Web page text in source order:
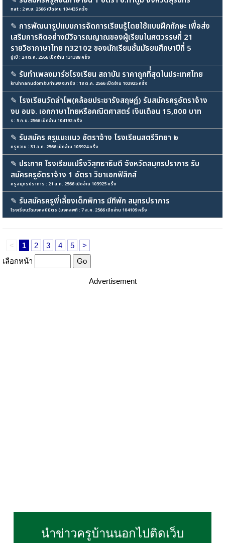
nat : 2 พ.ย. 2566 เปิดอ่าน 104435 ครั้ง
✎ การพัฒนารูปแบบการจัดการเรียนรู้โดยใช้แบบฝึกทักษะ เพื่อส่ง
เสริมการคิดอย่างมีวิจารณญาณของผู้เรียนในศตวรรษที่ 21
รายวิชาภาษาไทย ท32102 ของนักเรียนชั้นมัธยมศึกษาปีที่ 5
ปูเป้ : 24 ต.ค. 2566 เปิดอ่าน 131388 ครั้ง
✎ รับทำเพลงมาร์ชโรงเรียน สถาบัน ราคาถูกที่่สุดในประเทศไทย
kruhnanudomรับทำเพลงมาร์ช : 18 ต.ค. 2566 เปิดอ่าน 103925 ครั้ง
✎ โรงเรียนวัดลำโพ(คล้อยประชารังสฤษฏ์) รับสมัครครูอัตราจ้าง
งบ อบจ. เอกภาษาไทยหรือคณิตศาสตร์ เงินเดือน 15,000 บาท
s : 5 ก.ย. 2566 เปิดอ่าน 104192 ครั้ง
✎ รับสมัคร ครูแนะแนว อัตราจ้าง โรงเรียนสตรีวิทยา ๒
ครูหวาน : 31 ส.ค. 2566 เปิดอ่าน 103924 ครั้ง
✎ ประกาศ โรงเรียนเปร็งวิสุทธาธิบดี จังหวัดสมุทรปราการ รับ
สมัครครูอัตราจ้าง 1 อัตรา วิชาเอกฟิสิกส์
ครูสมุทรปราการ : 21 ส.ค. 2566 เปิดอ่าน 103925 ครั้ง
✎ รับสมัครครูพี่เลี้ยงเด็กพิการ มีทีพัก สมุทรปราการ
โรงเรียนวัดมงคลนิมิตร (มงคลพทิ : 7 ส.ค. 2566 เปิดอ่าน 104109 ครั้ง
< 1 2 3 4 5
>
เลือกหน้า
Advertisement
นำข่าวครูบ้านนอกไปติดเว็บ